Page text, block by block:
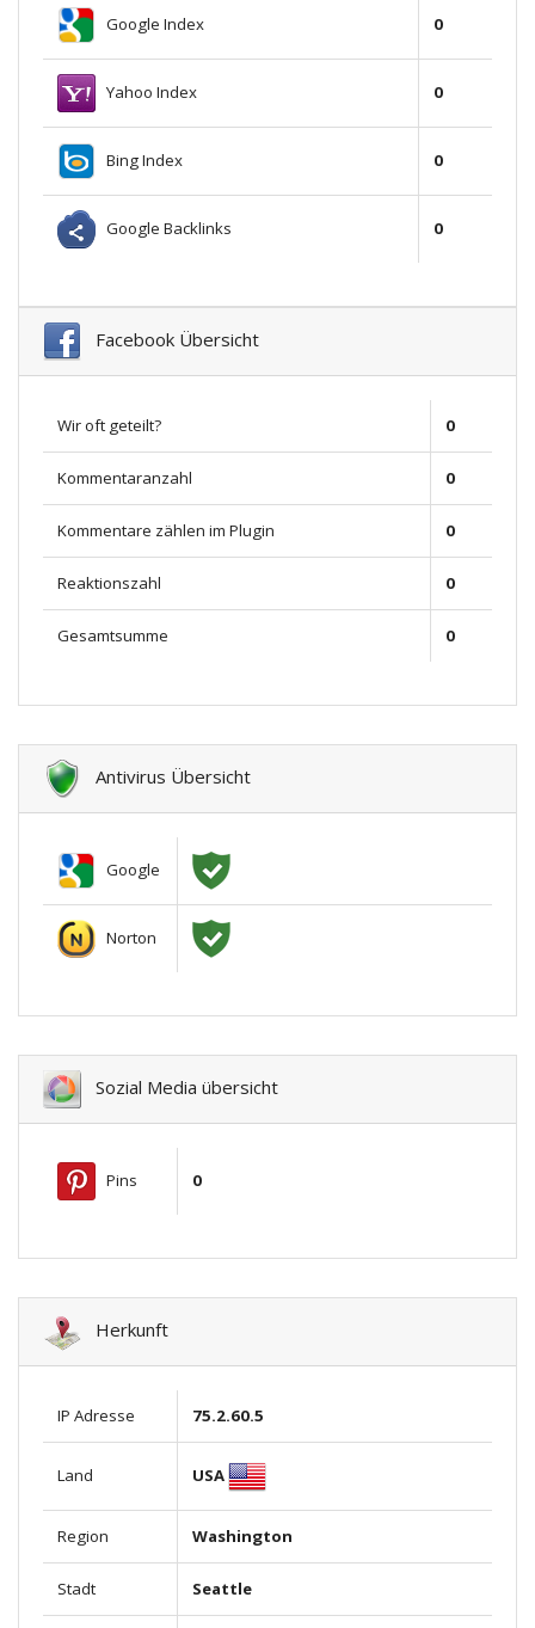
Google Index 0
Yahoo Index 0
Bing Index 0
Google Backlinks 0
Facebook Übersicht
Wir oft geteilt? 0
Kommentaranzahl 0
Kommentare zählen im Plugin 0
Reaktionszahl 0
Gesamtsumme 0
Antivirus Übersicht
Google
Norton
Sozial Media übersicht
Pins 0
Herkunft
IP Adresse 75.2.60.5
Land USA
Region Washington
Stadt Seattle